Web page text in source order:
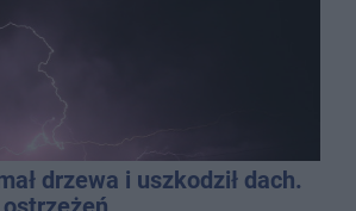
drzewa i uszkodził dach.